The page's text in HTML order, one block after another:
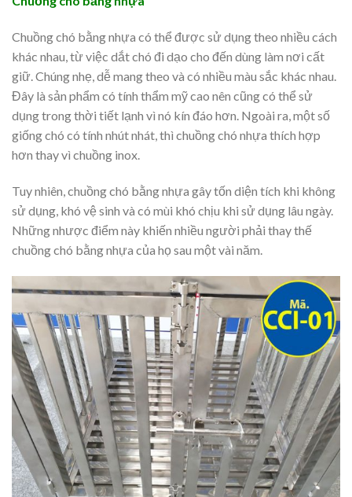
Chuồng chó bằng nhựa có thể được sử dụng theo nhiều cách
khác nhau, từ việc dắt chó đi dạo cho đến dùng làm nơi cất
giữ. Chúng nhẹ, dễ mang theo và có nhiều màu sắc khác nhau.
Đây là sản phẩm có tính thẩm mỹ cao nên cũng có thể sử
dụng trong thời tiết lạnh vì nó kín đáo hơn. Ngoài ra, một số
giống chó có tính nhút nhát, thì chuồng chó nhựa thích hợp
hơn thay vì chuồng inox.
Tuy nhiên, chuồng chó bằng nhựa gây tốn diện tích khi không
sử dụng, khó vệ sinh và có mùi khó chịu khi sử dụng lâu ngày.
Những nhược điểm này khiến nhiều người phải thay thế
chuồng chó bằng nhựa của họ sau một vài năm.